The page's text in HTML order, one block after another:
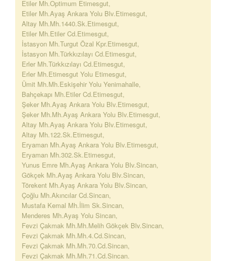
Etiler Mh.Optimum Etimesgut,
Etiler Mh.Ayaş Ankara Yolu Blv.Etimesgut,
Altay Mh.Mh.1440.Sk.Etimesgut,
Etiler Mh.Etiler Cd.Etimesgut,
İstasyon Mh.Turgut Özal Kpr.Etimesgut,
İstasyon Mh.Türkkızılayı Cd.Etimesgut,
Erler Mh.Türkkızılayı Cd.Etimesgut,
Erler Mh.Etimesgut Yolu Etimesgut,
Ümit Mh.Mh.Eskişehir Yolu Yenimahalle,
Bahçekapı Mh.Etiler Cd.Etimesgut,
Şeker Mh.Ayaş Ankara Yolu Blv.Etimesgut,
Şeker Mh.Mh.Ayaş Ankara Yolu Blv.Etimesgut,
Altay Mh.Ayaş Ankara Yolu Blv.Etimesgut,
Altay Mh.122.Sk.Etimesgut,
Eryaman Mh.Ayaş Ankara Yolu Blv.Etimesgut,
Eryaman Mh.302.Sk.Etimesgut,
Yunus Emre Mh.Ayaş Ankara Yolu Blv.Sincan,
Gökçek Mh.Ayaş Ankara Yolu Blv.Sincan,
Törekent Mh.Ayaş Ankara Yolu Blv.Sincan,
Çoğlu Mh.Akıncılar Cd.Sincan,
Mustafa Kemal Mh.İlim Sk.Sincan,
Menderes Mh.Ayaş Yolu Sincan,
Fevzi Çakmak Mh.Mh.Melih Gökçek Blv.Sincan,
Fevzi Çakmak Mh.Mh.4.Cd.Sincan,
Fevzi Çakmak Mh.Mh.70.Cd.Sincan,
Fevzi Çakmak Mh.Mh.71.Cd.Sincan.